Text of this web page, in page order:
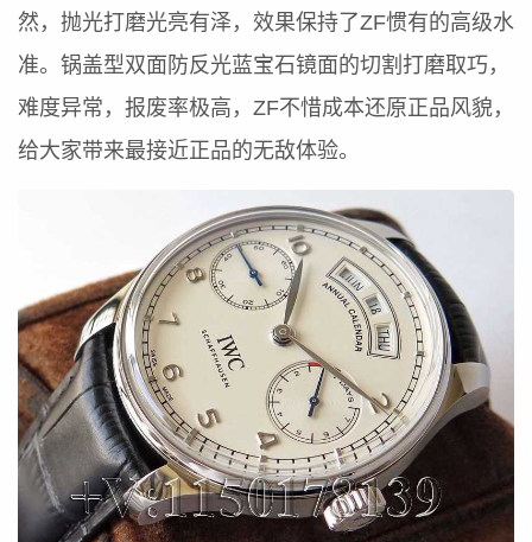
然，抛光打磨光亮有泽，效果保持了ZF惯有的高级水
准。锅盖型双面防反光蓝宝石镜面的切割打磨取巧，
难度异常，报废率极高，ZF不惜成本还原正品风貌，
给大家带来最接近正品的无敌体验。